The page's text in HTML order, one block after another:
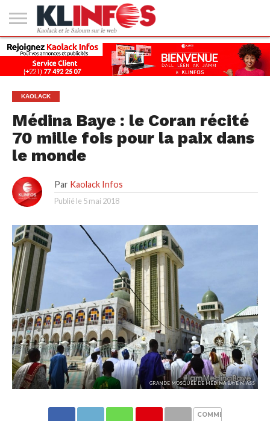
#2
(PAS
DE
TITRE)
KAOLACK
POLITIQUE
ECONOMIE
SOCIÉTÉ
CULTURE
PEOPLE
SPORT
SANTÉ
AFRIQUE
INTERNATIONAL
EMPLOI &
FORMATION
KAOLACK
Médina Baye : le Coran récité
70 mille fois pour la paix dans
le monde
Par Kaolack Infos
Publié le 5 mai 2018
GRANDE MOSQUÉE DE MÉDINA BAYE NIASS
COMMENTAIRES